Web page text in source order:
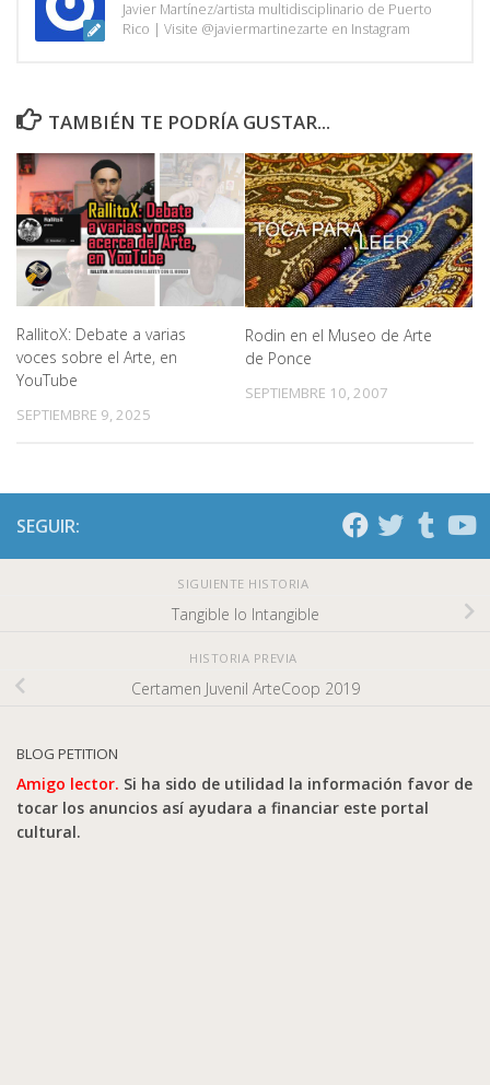
Javier Martínez/artista multidisciplinario de Puerto
Rico | Visite @javiermartinezarte en Instagram
TAMBIÉN TE PODRÍA GUSTAR...
RallitoX: Debate a varias
voces sobre el Arte, en
YouTube
SEPTIEMBRE 9, 2025
Rodin en el Museo de Arte
de Ponce
SEPTIEMBRE 10, 2007
SEGUIR:
SIGUIENTE HISTORIA
Tangible lo Intangible
HISTORIA PREVIA
Certamen Juvenil ArteCoop 2019
BLOG PETITION
Amigo lector. Si ha sido de utilidad la información favor de
tocar los anuncios así ayudara a financiar este portal
cultural.